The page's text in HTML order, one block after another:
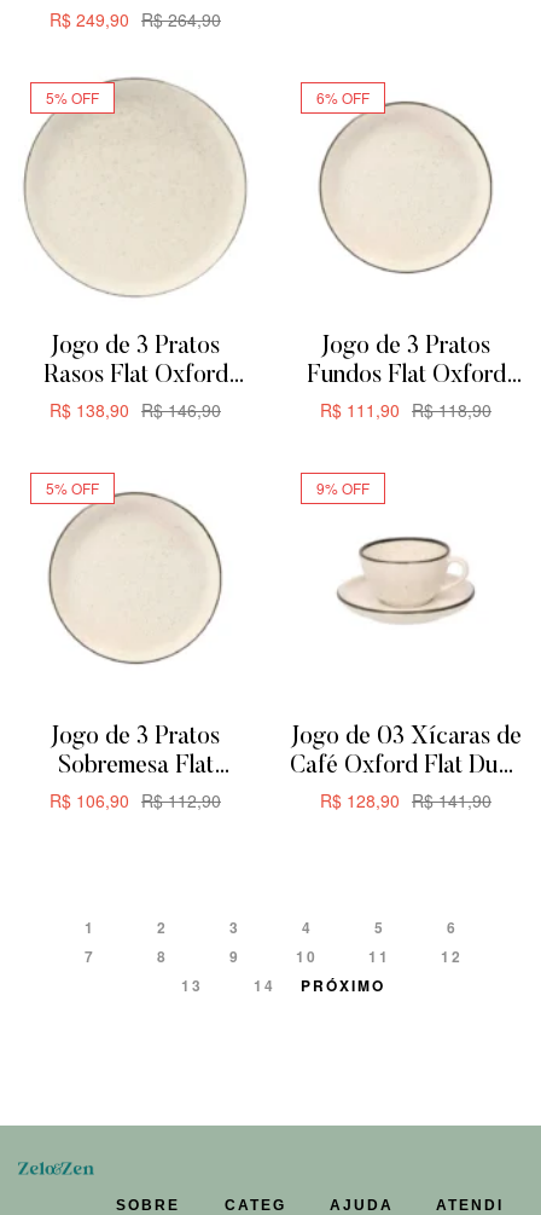
ou Forno de Barro –
29cm1,875L
R$264,90
R$ 249,90
5% OFF
Jogo de 3 Pratos
Rasos Flat Oxford
Duna 26cm
R$146,90
R$ 138,90
6% OFF
Jogo de 3 Pratos
Fundos Flat Oxford
Duna 20,5cm
R$118,90
R$ 111,90
5% OFF
Jogo de 3 Pratos
Sobremesa Flat
Oxford Duna 20cm
R$112,90
R$ 106,90
9% OFF
Jogo de 03 Xícaras de
Café Oxford Flat Duna
200ML
R$141,90
R$ 128,90
1 2 3 4 5
6
7
8 9 10 11
12
13
14 PRÓXIMO
SOBRE CATEG AJUDA ATENDI